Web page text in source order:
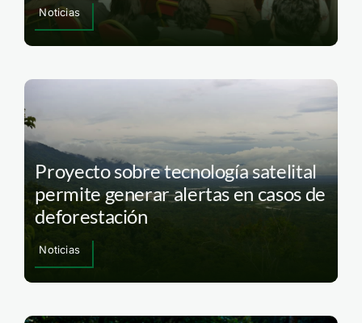
Noticias
Proyecto sobre tecnología satelital
permite generar alertas en casos de
deforestación
Noticias